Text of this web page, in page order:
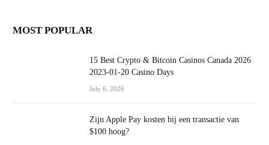
MOST POPULAR
15 Best Crypto & Bitcoin Casinos Canada 2026
2023-01-20 Casino Days
July 6, 2026
Zijn Apple Pay kosten bij een transactie van
$100 hoog?